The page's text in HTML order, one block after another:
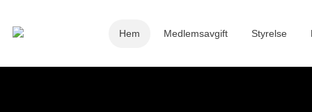
Hem Medlemsavgift Styrelse